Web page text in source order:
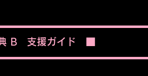
B 支援ガイド ■